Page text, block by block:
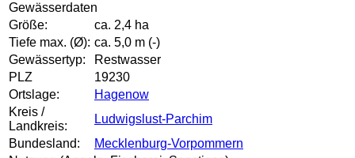
Gewässerdaten
Größe:
ca. 2,4 ha
Tiefe max. (Ø): ca. 5,0 m (-)
Gewässertyp:
Restwasser
PLZ
19230
Ortslage:
Hagenow
Kreis /
Landkreis:
Ludwigslust-Parchim
Bundesland:
Mecklenburg-Vorpommern